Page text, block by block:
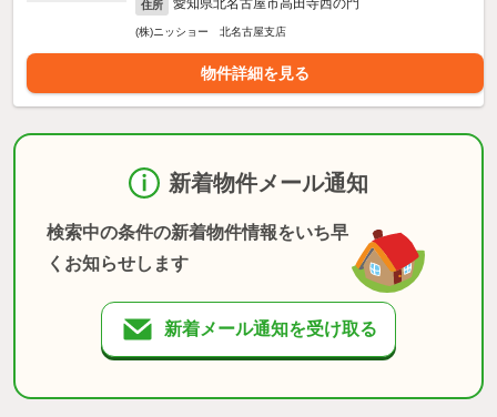
住所 愛知県北名古屋市高田寺西の門
(株)ニッショー 北名古屋支店
物件詳細を見る
新着物件メール通知
検索中の条件の新着物件情報をいち早
くお知らせします
新着メール通知を受け取る